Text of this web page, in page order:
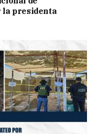
la presidenta